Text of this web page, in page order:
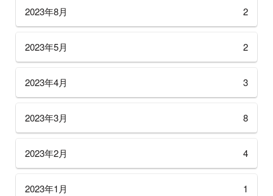
2023年8月 2
2023年5月 2
2023年4月 3
2023年3月 8
2023年2月 4
2023年1月 1